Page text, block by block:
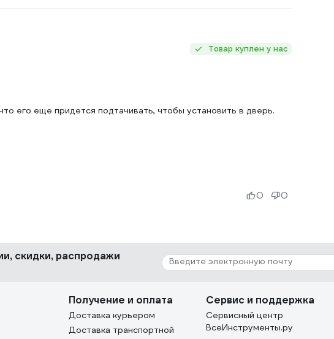
Товар куплен у нас
его еще придется подтачивать, чтобы установить в дверь.
0 0
скидки, распродажи
Получение и оплата
Доставка курьером
Доставка транспортной
Сервис и поддержка
Сервисный центр
ВсеИнструменты.ру